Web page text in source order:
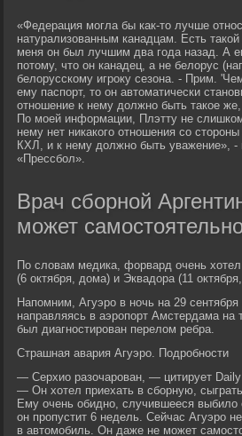
«Федерация могла бы как-то лучше
натурализованным канадцам. Есть
меня он был лучшим два года назад. А
потому, что он канадец, а не белорус
белорусскому игроку сезона. - Прим.
ему паспорт, то он автоматически
отношение к нему должно быть такое
По моей информации, Плэтту не
нему нет никакого отношения со
КХЛ, и к нему должно быть уважение», -
«Прессбол».
Врач сборной
может
По словам медика, форвард очень
(6 октября, дома) и Эквадора (11
Напомним, Агуэро в ночь на 29
направляясь в аэропорт Амстердама на
был диагностирован перелом ребра.
Страшная авария Агуэро. Подробности
— Серхио разочарован, — цитирует
— Он хотел приехать в сборную,
Ему очень обидно, случившееся выбило
он пропустит 6 недель. Сейчас Агуэро
в автомобиль. Он даже не может